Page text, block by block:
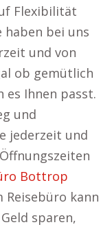
Flexibilität
haben bei uns
und von
ob gemütlich
es Ihnen passt.
und
jederzeit und
Bottrop
kann
sparen,